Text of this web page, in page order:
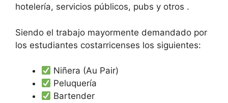
hotelería, servicios públicos, pubs y otros .
Siendo el trabajo mayormente demandado por
los estudiantes costarricenses los siguientes:
Niñera (Au Pair)
Peluquería
Bartender